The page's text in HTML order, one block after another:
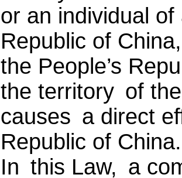
or an individual
Republic of
the People’s
the territory of
causes a direct
Republic of China.
In this Law, a